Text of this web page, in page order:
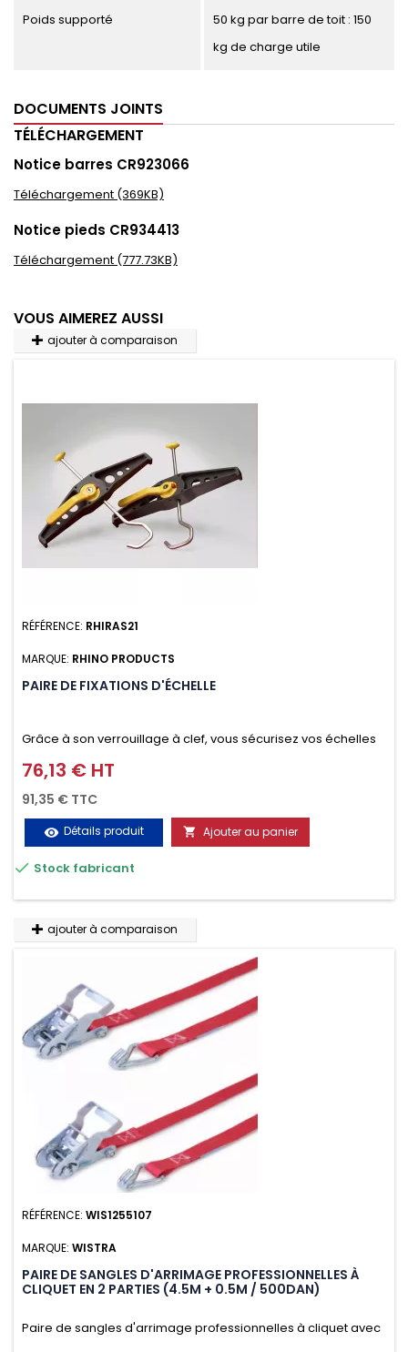
Poids supporté
50 kg par barre de toit : 150
kg de charge utile
DOCUMENTS JOINTS
TÉLÉCHARGEMENT
Notice barres CR923066
Téléchargement (369KB)
Notice pieds CR934413
Téléchargement (777.73KB)
VOUS AIMEREZ AUSSI
ajouter à comparaison
RÉFÉRENCE: RHIRAS21
MARQUE: RHINO PRODUCTS
PAIRE DE FIXATIONS D'ÉCHELLE
Grâce à son verrouillage à clef, vous sécurisez vos échelles
d'un seul geste aussi bien contre le vol que pendant le
transport. Référence vendue par paire.
Prix
76,13 € HT
91,35 € TTC
visibility Détails produit  Ajouter au panier
 Stock fabricant
ajouter à comparaison
RÉFÉRENCE: WIS1255107
MARQUE: WISTRA
PAIRE DE SANGLES D'ARRIMAGE PROFESSIONNELLES À
CLIQUET EN 2 PARTIES (4.5M + 0.5M / 500DAN)
Paire de sangles d'arrimage professionnelles à cliquet avec